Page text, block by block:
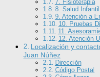
7. Fisioterapia
8. Salud Infantil
9. Atención a
10. Pruebas
11.
12. Atención
Localización y
Juan Núñez
Dirección
Código Postal